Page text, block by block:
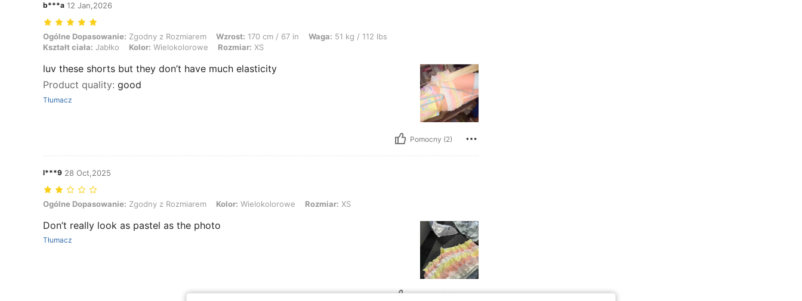
b***a 12 Jan,2026
Ogólne Dopasowanie: Zgodny z Rozmiarem, Wzrost: 170 cm / 67 in, Waga: 51 kg / 112 lbs, Kształt ciała: Jabłko, Kolor: Wielokolorowe, Rozmiar: XS
Ogólne Dopasowanie: Zgodny z Rozmiarem Wzrost: 170 cm / 67 in Waga: 51 kg / 112 lbs
Kształt ciała: Jabłko Kolor: Wielokolorowe Rozmiar: XS
luv these shorts but they don’t have much elasticity
Product quality: good
Tłumacz
Pomocny (2)
l***9 28 Oct,2025
Ogólne Dopasowanie: Zgodny z Rozmiarem, Kolor: Wielokolorowe, Rozmiar: XS
Ogólne Dopasowanie: Zgodny z Rozmiarem Kolor: Wielokolorowe Rozmiar: XS
Don’t really look as pastel as the photo
Tłumacz
Pomocny (0)